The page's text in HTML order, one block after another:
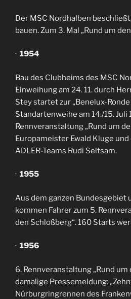
Der MSC Nordhalben
bauen. Zum 3. Mal „Rund um
· 1954
Bau des Clubheims des MSC
Einweihung am 24. 11. durch
Stey startet zur „Benelux-Ronde
Standartenweihe am 14./15. Juli
Rennveranstaltung „Rund um
Europameister Ewald Kluge und
ADLER-Teams Rudi Seltsam.
· 1955
Aus dem ganzen Bundesgebiet
kommen Fahrer zum 5.
den Schloßberg“. 160 Starts
· 1956
6. Rennveranstaltung „Rund um
damalige Pressemeldung:
Nürburgringrennen des